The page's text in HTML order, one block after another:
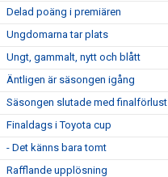
Delad poäng i premiären
Ungdomarna tar plats
Ungt, gammalt, nytt och blått
Äntligen är säsongen igång
Säsongen slutade med finalförlust
Finaldags i Toyota cup
- Det känns bara tomt
Rafflande upplösning